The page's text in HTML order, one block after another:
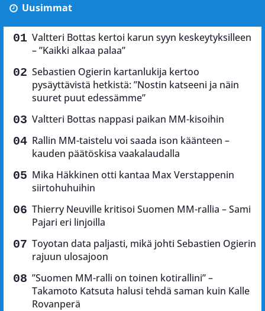
Uusimmat
Valtteri Bottas kertoi karun syyn keskeytyksilleen
– ”Kaikki alkaa palaa”
Sebastien Ogierin kartanlukija kertoo
pysäyttävistä hetkistä: ”Nostin katseeni ja näin
suuret puut edessämme”
Valtteri Bottas nappasi paikan MM-kisoihin
Rallin MM-taistelu voi saada ison käänteen –
kauden päätöskisa vaakalaudalla
Mika Häkkinen otti kantaa Max Verstappenin
siirtohuhuihin
Thierry Neuville kritisoi Suomen MM-rallia – Sami
Pajari eri linjoilla
Toyotan data paljasti, mikä johti Sebastien Ogierin
rajuun ulosajoon
”Suomen MM-ralli on toinen kotirallini” –
Takamoto Katsuta halusi tehdä saman kuin Kalle
Rovanperä